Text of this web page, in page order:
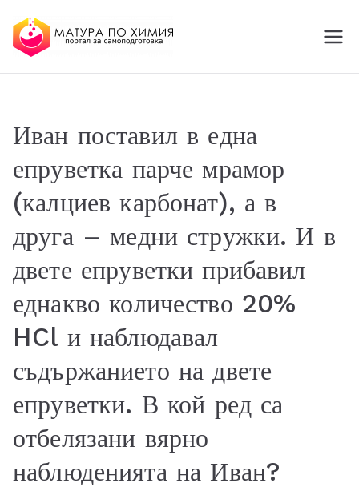
МАТУРА ПО ХИМИЯ
Online
Иван поставил в една
епруветка парче мрамор
(калциев карбонат), а в
друга – медни стружки. И в
двете епруветки прибавил
еднакво количество 20%
HCl и наблюдавал
съдържанието на двете
епруветки. В кой ред са
отбелязани вярно
наблюденията на Иван?